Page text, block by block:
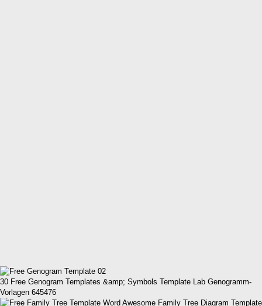
30 Free Genogram Templates &amp; Symbols Template Lab Genogramm-
Vorlagen 645476